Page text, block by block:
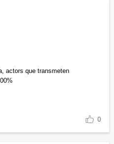
actors que transmeten
0